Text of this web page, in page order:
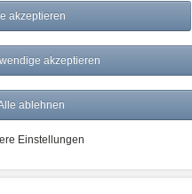
Rückgabe
akzeptieren
akzeptieren
ablehnen
Einstellungen